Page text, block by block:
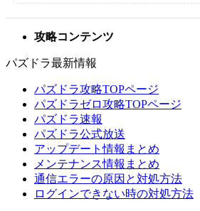
攻略コンテンツ
パズドラ最新情報
パズドラ攻略TOPページ
パズドラゼロ攻略TOPページ
パズドラ速報
パズドラ公式放送
アップデート情報まとめ
メンテナンス情報まとめ
通信エラーの原因と対処方法
ログインできない時の対処方法